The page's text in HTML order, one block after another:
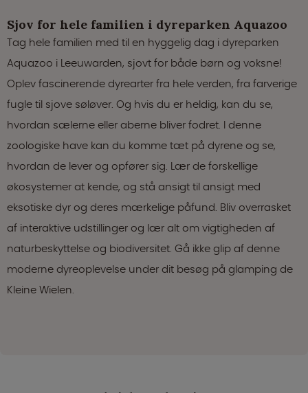
Sjov for hele familien i dyreparken Aquazoo
Tag hele familien med til en hyggelig dag i dyreparken
Aquazoo i Leeuwarden, sjovt for både børn og voksne!
Oplev fascinerende dyrearter fra hele verden, fra farverige
fugle til sjove søløver. Og hvis du er heldig, kan du se,
hvordan sælerne eller aberne bliver fodret. I denne
zoologiske have kan du komme tæt på dyrene og se,
hvordan de lever og opfører sig. Lær de forskellige
økosystemer at kende, og stå ansigt til ansigt med
eksotiske dyr og deres mærkelige påfund. Bliv overrasket
af interaktive udstillinger og lær alt om vigtigheden af
naturbeskyttelse og biodiversitet. Gå ikke glip af denne
moderne dyreoplevelse under dit besøg på glamping de
Kleine Wielen.